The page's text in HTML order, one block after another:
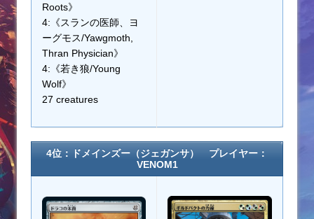
Roots》
4:《スランの医師、ヨ
ーグモス/Yawgmoth,
Thran Physician》
4:《若き狼/Young
Wolf》
27 creatures
4位：ドメインズー（ジェガンサ） プレイヤー：
VENOM1